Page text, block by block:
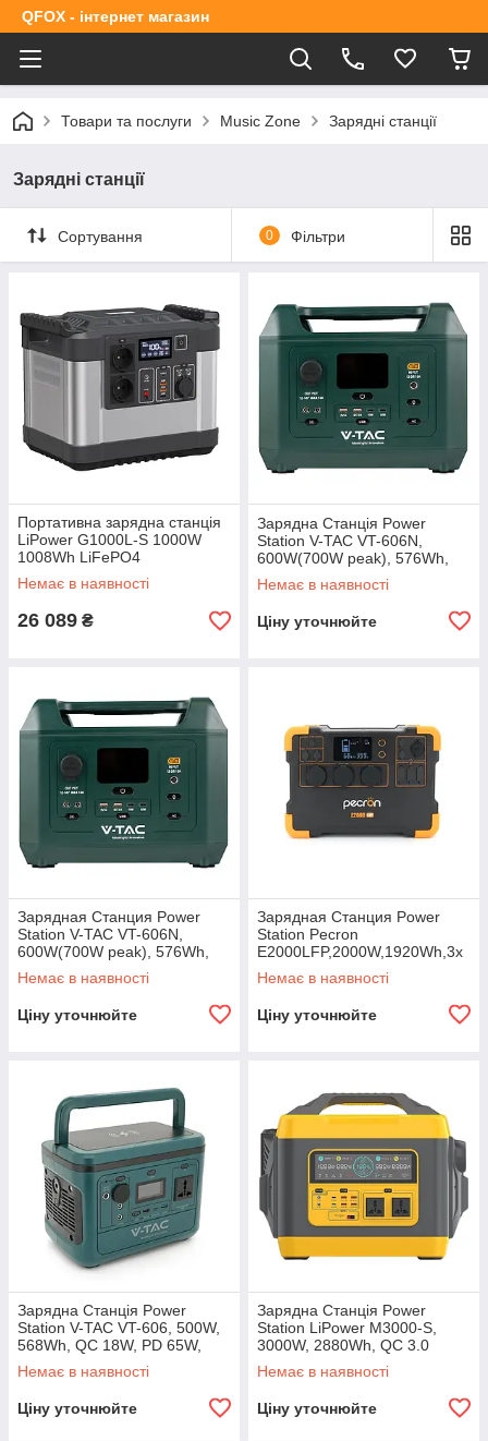
QFOX - інтернет магазин
Товари та послуги Music Zone Зарядні станції
Зарядні станції
Сортування 0 Фільтри
Портативна зарядна станція
LiPower G1000L-S 1000W
1008Wh LiFePO4
Немає в наявності
26 089 ₴
Зарядна Станція Power
Station V-TAC VT-606N,
600W(700W peak), 576Wh,
QC 18W, PD 65W, DC,
LiFePO4 EU
Немає в наявності
Ціну уточнюйте
Зарядная Станция Power
Station V-TAC VT-606N,
600W(700W peak), 576Wh,
QC 18W, PD 65W, DC,
LiFePO4
Немає в наявності
Ціну уточнюйте
Зарядная Станция Power
Station Pecron
E2000LFP,2000W,1920Wh,3х
AC220,1×USB-C
(100W),1×USB-
(3×10W,1×18W),Fast
Немає в наявності
Ціну уточнюйте
Зарядна Станція Power
Station V-TAC VT-606, 500W,
568Wh, QC 18W, PD 65W,
DC, LiFePO4
Немає в наявності
Ціну уточнюйте
Зарядна Станція Power
Station LiPower M3000-S,
3000W, 2880Wh, QC 3.0
22,5W, PD 100W, DC,
LiFePO4
Немає в наявності
Ціну уточнюйте